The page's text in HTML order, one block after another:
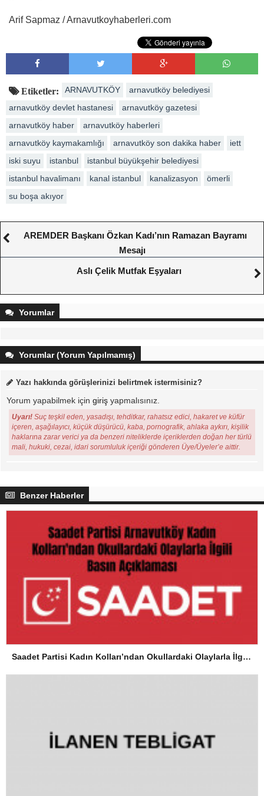
Arif Sapmaz / Arnavutkoyhaberleri.com
Etiketler: ARNAVUTKÖY
arnavutköy belediyesi
arnavutköy devlet hastanesi
arnavutköy gazetesi
arnavutköy haber
arnavutköy haberleri
arnavutköy kaymakamlığı
arnavutköy son dakika haber
iett
iski suyu
istanbul
istanbul büyükşehir belediyesi
istanbul havalimanı
kanal istanbul kanalizasyon
ömerli
su boşa akıyor
AREMDER Başkanı Özkan Kadı’nın Ramazan Bayramı
Mesajı
Aslı Çelik Mutfak Eşyaları
Yorumlar
Yorumlar (Yorum Yapılmamış)
Yazı hakkında görüşlerinizi belirtmek istermisiniz?
Yorum yapabilmek için giriş yapmalısınız.
Uyarı! Suç teşkil eden, yasadışı, tehditkar, rahatsız edici, hakaret ve küfür
içeren, aşağılayıcı, küçük düşürücü, kaba, pornografik, ahlaka aykırı, kişilik
haklarına zarar verici ya da benzeri niteliklerde içeriklerden doğan her türlü
mali, hukuki, cezai, idari sorumluluk içeriği gönderen Üye/Üyeler’e aittir.
Benzer Haberler
Saadet Partisi Kadın Kolları’ndan Okullardaki Olaylarla İlgili Basın Açıklaması